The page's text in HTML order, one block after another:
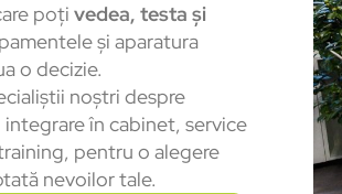
poți vedea, testa și
și aparatura
o decizie.
noștri despre
în cabinet, service
pentru o alegere
nevoilor tale.